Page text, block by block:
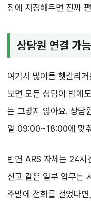
장에 저장해두면 진짜
상담원 연결 가
여기서 많이들 헷갈리
보면 모든 상담이 밤에
는 그렇지 않아요. 상담
일 09:00~18:00에 맞
반면 ARS 자체는 24시
신고 같은 일부 업무는
주말에 전화를 걸었다